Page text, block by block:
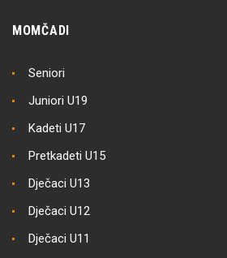
MOMČADI
Seniori
Juniori U19
Kadeti U17
Pretkadeti U15
Dječaci U13
Dječaci U12
Dječaci U11